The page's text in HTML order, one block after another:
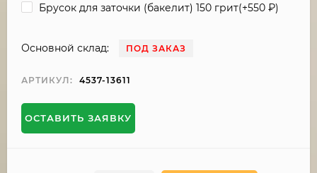
Брусок для заточки (бакелит) 150 грит(+550 ₽)
Основной склад: ПОД ЗАКАЗ
АРТИКУЛ: 4537-13611
ОСТАВИТЬ ЗАЯВКУ